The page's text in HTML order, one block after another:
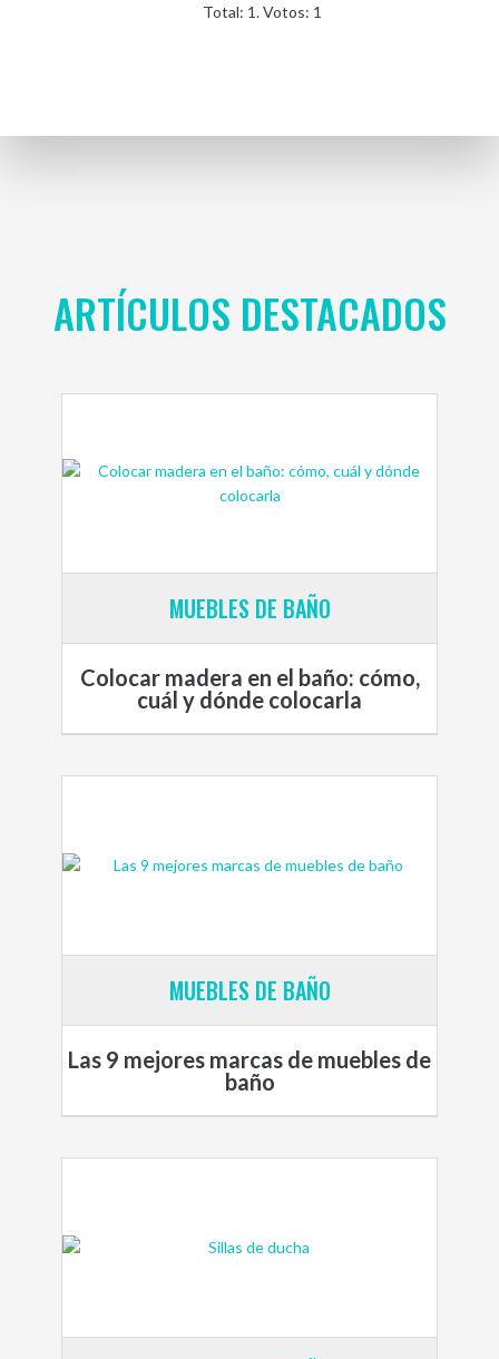
Total: 1. Votos: 1
ARTÍCULOS DESTACADOS
MUEBLES DE BAÑO
Colocar madera en el baño: cómo,
cuál y dónde colocarla
MUEBLES DE BAÑO
Las 9 mejores marcas de muebles de
baño